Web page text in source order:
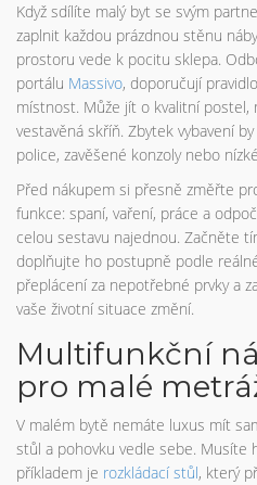
Když sdílíte malý byt se svým
zaplnit každou prázdnou stěnu
prostoru vede k pocitu sklepa.
portálu Massivo, doporučují
místnost. Může jít o kvalitní postel,
vestavěná skříň. Zbytek vybavení
police, zavěšené konzoly nebo
Před nákupem si přesně změřte
funkce: spaní, vaření, práce a
celou sestavu najednou. Začněte
doplňujte ho postupně podle
přeplácení za nepotřebné prvky a
vaše životní situace změní.
Multifunkční
pro malé
V malém bytě nemáte luxus mít
stůl a pohovku vedle sebe. Musíte
příkladem je rozkládací stůl, který